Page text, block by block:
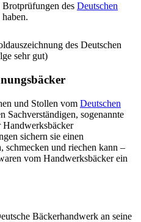
Brotprüfungen des Deutschen
des Deutschen
sehr gut)
und Stollen vom Deutschen
Sachverständigen, sogenannte
Handwerksbäcker
sichern sie einen
schmecken und riechen kann –
vom Handwerksbäcker ein
Bäckerhandwerk an seine